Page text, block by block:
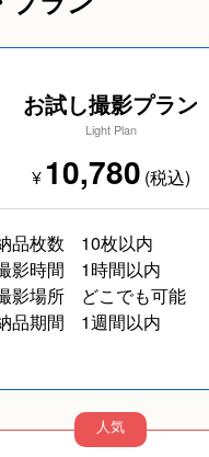
お試し撮影プラン
Light Plan
¥10,780 (税込)
品枚数
10枚以内
影時間
1時間以内
影場所
どこでも可能
品期間
1週間以内
人気